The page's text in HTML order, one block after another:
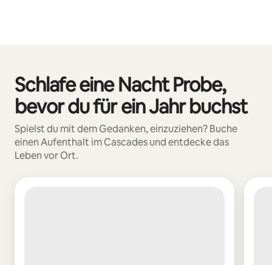
Schlafe eine Nacht Probe,
bevor du für ein Jahr buchst
Spielst du mit dem Gedanken, einzuziehen? Buche
einen Aufenthalt im Cascades und entdecke das
Leben vor Ort.
0 von 0 Artikeln